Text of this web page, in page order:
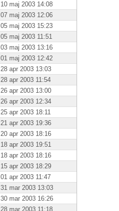
10 maj 2003 14:08
07 maj 2003 12:06
05 maj 2003 15:23
05 maj 2003 11:51
03 maj 2003 13:16
01 maj 2003 12:42
28 apr 2003 13:03
28 apr 2003 11:54
26 apr 2003 13:00
26 apr 2003 12:34
25 apr 2003 18:11
21 apr 2003 19:36
20 apr 2003 18:16
18 apr 2003 19:51
18 apr 2003 18:16
15 apr 2003 18:29
01 apr 2003 11:47
31 mar 2003 13:03
30 mar 2003 16:26
28 mar 2003 11:18